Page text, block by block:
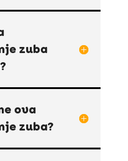
zuba
ova
zuba?